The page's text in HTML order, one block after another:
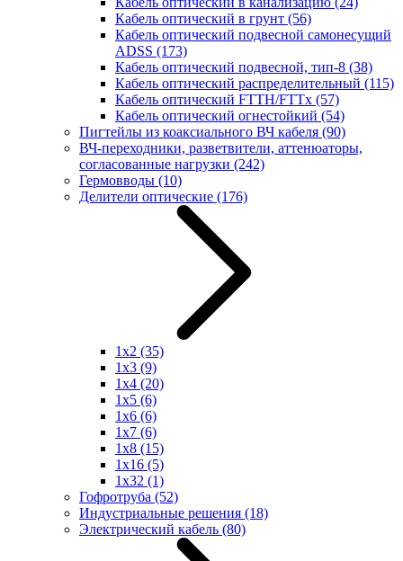
Кабель оптический в грунт (56)
Кабель оптический подвесной самонесущий
ADSS (173)
Кабель оптический подвесной, тип-8 (38)
Кабель оптический распределительный (115)
Кабель оптический FTTH/FTTx (57)
Кабель оптический огнестойкий (54)
Пигтейлы из коаксиального ВЧ кабеля (90)
ВЧ-переходники, разветвители, аттенюаторы,
согласованные нагрузки (242)
Гермовводы (10)
Делители оптические (176)
1x2 (35)
1x3 (9)
1x4 (20)
1x5 (6)
1x6 (6)
1x7 (6)
1x8 (15)
1x16 (5)
1x32 (1)
Гофротруба (52)
Индустриальные решения (18)
Электрический кабель (80)